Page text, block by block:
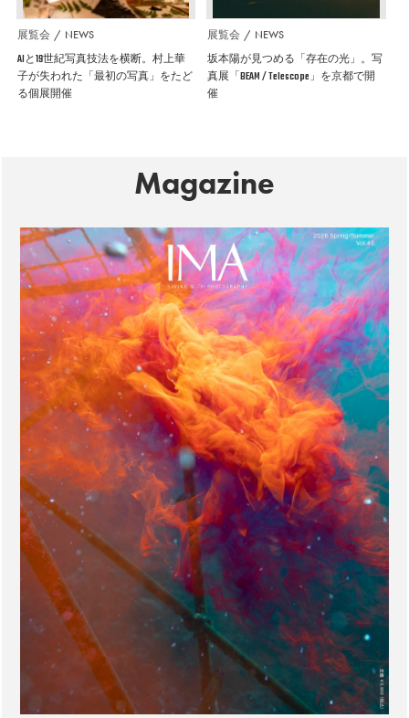
展覧会 NEWS
AIと19世紀写真技法を横断。村上華
子が失われた「最初の写真」をたど
る個展開催
展覧会 NEWS
坂本陽が見つめる「存在の光」。写
真展「BEAM / Telescope」を京都で開
催
Magazine